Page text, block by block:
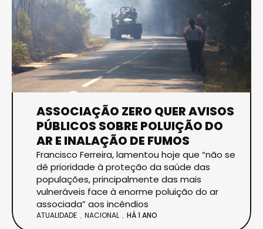
ASSOCIAÇÃO ZERO QUER AVISOS
PÚBLICOS SOBRE POLUIÇÃO DO
AR E INALAÇÃO DE FUMOS
Francisco Ferreira, lamentou hoje que “não se
dê prioridade à proteção da saúde das
populações, principalmente das mais
vulneráveis face à enorme poluição do ar
associada” aos incêndios
ATUALIDADE NACIONAL HÁ 1 ANO